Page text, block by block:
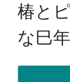
椿と
な巳